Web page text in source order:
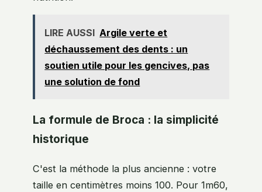
LIRE AUSSI Argile verte et
déchaussement des dents : un
soutien utile pour les gencives, pas
une solution de fond
La formule de Broca : la simplicité
historique
C'est la méthode la plus ancienne : votre
taille en centimètres moins 100. Pour 1m60,